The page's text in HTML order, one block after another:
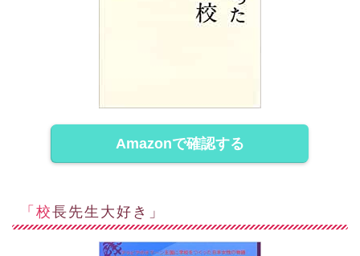
Amazonで確認する
「校長先生大好き」